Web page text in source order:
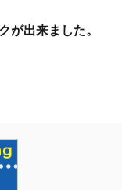
が出来ました。